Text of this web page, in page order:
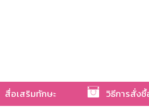
สื่อเสริมทักษะ วิธีการสั่งซื้